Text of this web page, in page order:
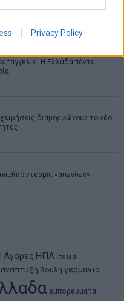
Privacy Policy
Η Ελλάδα πάντα
διαμορφώνουν το νέο
ντέρμπι «αιωνίων»
Αγορες ΗΠΑ Ιταλια
αναπτυξη βουλη γερμανια
εμπορευματα